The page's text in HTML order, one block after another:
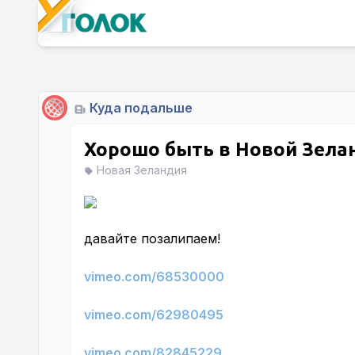
Куда подальше
Хорошо быть в Новой
Новая Зеландия
давайте позалипаем!
vimeo.com/68530000
vimeo.com/62980495